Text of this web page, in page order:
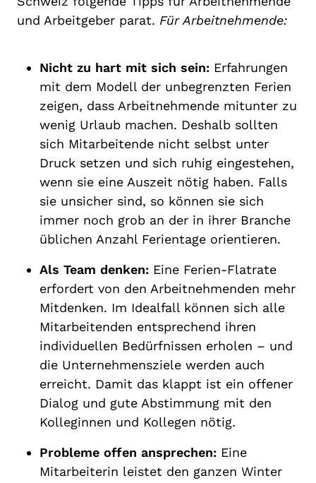
und Arbeitgeber parat. Für Arbeitnehmende:
Nicht zu hart mit sich sein: Erfahrungen
mit dem Modell der unbegrenzten Ferien
zeigen, dass Arbeitnehmende mitunter zu
wenig Urlaub machen. Deshalb sollten
sich Mitarbeitende nicht selbst unter
Druck setzen und sich ruhig eingestehen,
wenn sie eine Auszeit nötig haben. Falls
sie unsicher sind, so können sie sich
immer noch grob an der in ihrer Branche
üblichen Anzahl Ferientage orientieren.
Als Team denken: Eine Ferien-Flatrate
erfordert von den Arbeitnehmenden mehr
Mitdenken. Im Idealfall können sich alle
Mitarbeitenden entsprechend ihren
individuellen Bedürfnissen erholen – und
die Unternehmensziele werden auch
erreicht. Damit das klappt ist ein offener
Dialog und gute Abstimmung mit den
Kolleginnen und Kollegen nötig.
Probleme offen ansprechen: Eine
Mitarbeiterin leistet den ganzen Winter